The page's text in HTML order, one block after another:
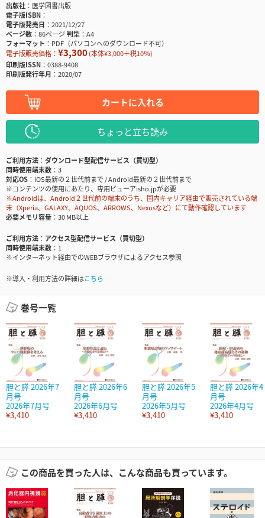
出版社
医学図書出版
電子版ISBN
電子版発売日
2021/12/27
ページ数
86ページ判型
A4
フォーマット
PDF（パソコンへのダウンロード不可）
電子版販売価格： ¥3,300(本体¥3,000＋税10％)
印刷版ISSN
0388-9408
印刷版発行年月
2020/07
カートに入れる
ちょっと立ち読み
ご利用方法
ダウンロード型配信サービス（買切型）
同時使用端末数
3
対応OS
iOS最新の２世代前まで / Android最新の２世代前まで
※コンテンツの使用にあたり、専用ビューアisho.jpが必要
※Androidは、Android２世代前の端末のうち、国内キャリア経由で販売されている端
末（Xperia、GALAXY、AQUOS、ARROWS、Nexusなど）にて動作確認しています
必要メモリ容量
30 MB以上
ご利用方法
アクセス型配信サービス（買切型）
同時使用端末数
1
※インターネット経由でのWEBブラウザによるアクセス参照
※導入・利用方法の詳細はこちら
巻号一覧
胆と膵 2026年7
月号
2026年7月号
¥3,410
胆と膵 2026年6
月号
2026年6月号
¥3,410
胆と膵 2026年5
月号
2026年5月号
¥3,410
胆と膵 2026年4
月号
2026年4月号
¥3,410
この商品を買った人は、こんな商品も買っています。